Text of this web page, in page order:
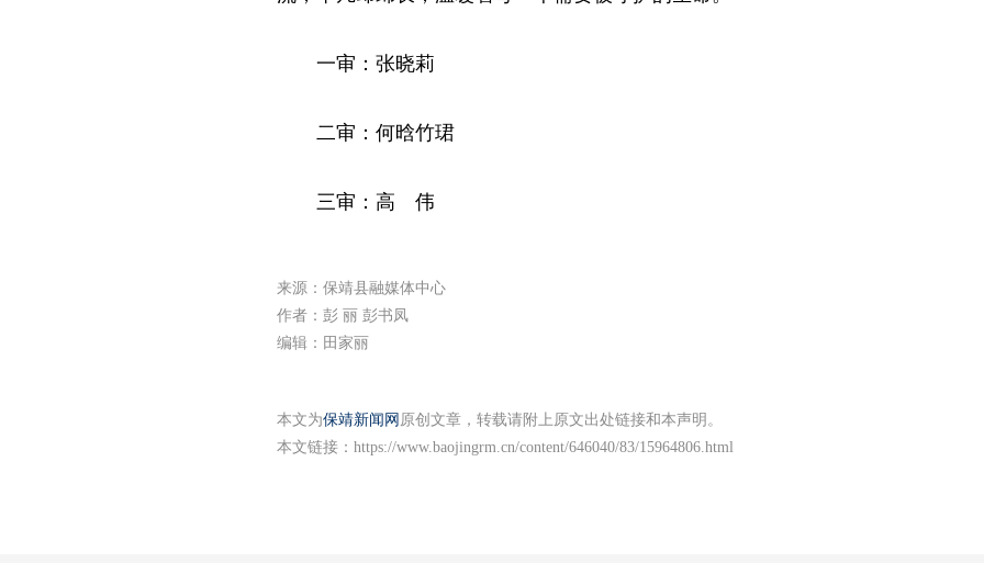
一审：张晓莉
二审：何晗竹珺
三审：高 伟
来源：保靖县融媒体中心
作者：彭 丽 彭书凤
编辑：田家丽
本文为保靖新闻网 原创文章，转载请附上原文出处链接和本声明。
本文链接： https://www.baojingrm.cn/content/646040/83/15964806.html